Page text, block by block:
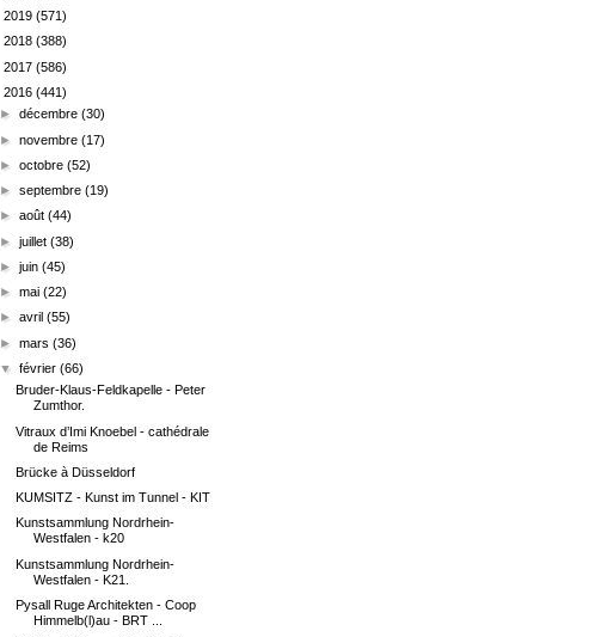
2019 (571)
2018 (388)
2017 (586)
2016 (441)
►décembre(30)
►novembre(17)
►octobre(52)
►septembre(19)
►août(44)
►juillet(38)
►juin(45)
►mai(22)
►avril(55)
►mars(36)
▼février(66)
Bruder-Klaus-Feldkapelle - Peter
Zumthor.
Vitraux d’Imi Knoebel - cathédrale
de Reims
Brücke à Düsseldorf
KUMSITZ - Kunst im Tunnel - KIT
Kunstsammlung Nordrhein-
Westfalen - k20
Kunstsammlung Nordrhein-
Westfalen - K21.
Pysall Ruge Architekten - Coop
Himmelb(l)au - BRT ...